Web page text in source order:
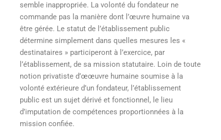
semble inappropriée. La volonté du fondateur ne
commande pas la manière dont l’œuvre humaine va
être gérée. Le statut de l’établissement public
détermine simplement dans quelles mesures les «
destinataires » participeront à l’exercice, par
l’établissement, de sa mission statutaire. Loin de toute
notion privatiste d’œœuvre humaine soumise à la
volonté extérieure d’un fondateur, l’établissement
public est un sujet dérivé et fonctionnel, le lieu
d’imputation de compétences proportionnées à la
mission confiée.